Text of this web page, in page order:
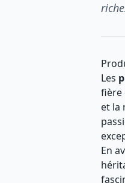
Les
fière
et la
En